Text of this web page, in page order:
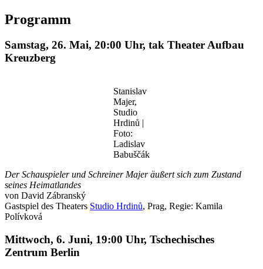
Programm
Samstag, 26. Mai, 20:00 Uhr, tak Theater Aufbau
Kreuzberg
Stanislav
Majer,
Studio
Hrdinů |
Foto:
Ladislav
Babuščák
Der Schauspieler und Schreiner Majer äußert sich zum Zustand
seines Heimatlandes
von David Zábranský
Gastspiel des Theaters Studio Hrdinů, Prag, Regie: Kamila
Polívková
Mittwoch, 6. Juni, 19:00 Uhr, Tschechisches
Zentrum Berlin